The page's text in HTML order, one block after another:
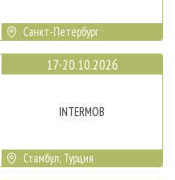
Санкт-Петербург
17-20.10.2026
INTERMOB
Стамбул, Турция